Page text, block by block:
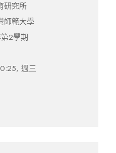
研究所
師範大學
2學期
週三